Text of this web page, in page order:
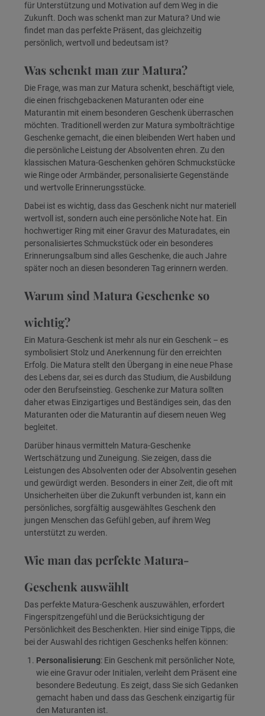
für Unterstützung und Motivation auf dem Weg in die
Zukunft. Doch was schenkt man zur Matura? Und wie
findet man das perfekte Präsent, das gleichzeitig
persönlich, wertvoll und bedeutsam ist?
Was schenkt man zur Matura?
Die Frage, was man zur Matura schenkt, beschäftigt viele,
die einen frischgebackenen Maturanten oder eine
Maturantin mit einem besonderen Geschenk überraschen
möchten. Traditionell werden zur Matura symbolträchtige
Geschenke gemacht, die einen bleibenden Wert haben und
die persönliche Leistung der Absolventen ehren. Zu den
klassischen Matura-Geschenken gehören Schmuckstücke
wie Ringe oder Armbänder, personalisierte Gegenstände
und wertvolle Erinnerungsstücke.
Dabei ist es wichtig, dass das Geschenk nicht nur materiell
wertvoll ist, sondern auch eine persönliche Note hat. Ein
hochwertiger Ring mit einer Gravur des Maturadates, ein
personalisiertes Schmuckstück oder ein besonderes
Erinnerungsalbum sind alles Geschenke, die auch Jahre
später noch an diesen besonderen Tag erinnern werden.
Warum sind Matura Geschenke so
wichtig?
Ein Matura-Geschenk ist mehr als nur ein Geschenk – es
symbolisiert Stolz und Anerkennung für den erreichten
Erfolg. Die Matura stellt den Übergang in eine neue Phase
des Lebens dar, sei es durch das Studium, die Ausbildung
oder den Berufseinstieg. Geschenke zur Matura sollten
daher etwas Einzigartiges und Beständiges sein, das den
Maturanten oder die Maturantin auf diesem neuen Weg
begleitet.
Darüber hinaus vermitteln Matura-Geschenke
Wertschätzung und Zuneigung. Sie zeigen, dass die
Leistungen des Absolventen oder der Absolventin gesehen
und gewürdigt werden. Besonders in einer Zeit, die oft mit
Unsicherheiten über die Zukunft verbunden ist, kann ein
persönliches, sorgfältig ausgewähltes Geschenk den
jungen Menschen das Gefühl geben, auf ihrem Weg
unterstützt zu werden.
Wie man das perfekte Matura-
Geschenk auswählt
Das perfekte Matura-Geschenk auszuwählen, erfordert
Fingerspitzengefühl und die Berücksichtigung der
Persönlichkeit des Beschenkten. Hier sind einige Tipps, die
bei der Auswahl des richtigen Geschenks helfen können:
Personalisierung: Ein Geschenk mit persönlicher Note,
wie eine Gravur oder Initialen, verleiht dem Präsent eine
besondere Bedeutung. Es zeigt, dass Sie sich Gedanken
gemacht haben und dass das Geschenk einzigartig für
den Maturanten ist.